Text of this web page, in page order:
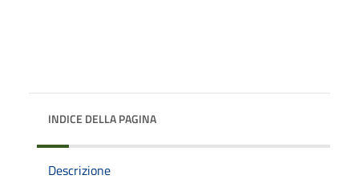
INDICE DELLA PAGINA
Descrizione